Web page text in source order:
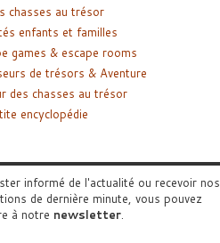
chasses au trésor
enfants et familles
games & escape rooms
de trésors & Aventure
des chasses au trésor
encyclopédie
informé de l'actualité ou recevoir nos
de dernière minute, vous pouvez
à notre newsletter.